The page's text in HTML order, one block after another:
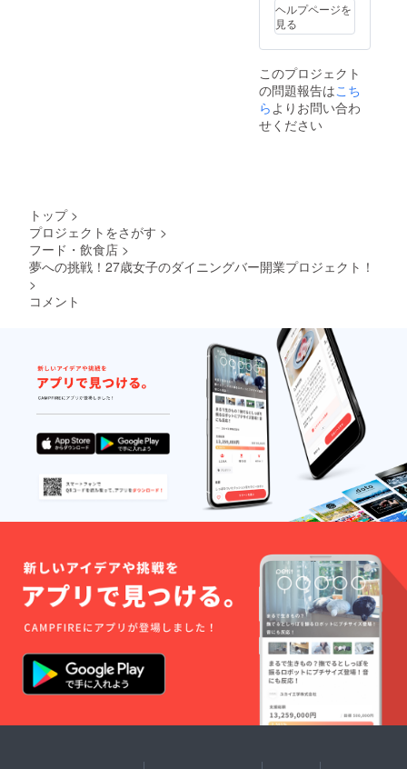
ヘルプページを
見る
このプロジェクト
の問題報告はこち
らよりお問い合わ
せください
トップ >
プロジェクトをさがす >
フード・飲食店 >
夢への挑戦！27歳女子のダイニングバー開業プロジェクト！
>
コメント